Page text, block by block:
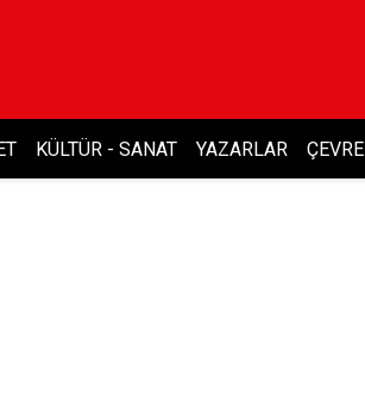
KÜLTÜR - SANAT YAZARLAR ÇEVRE